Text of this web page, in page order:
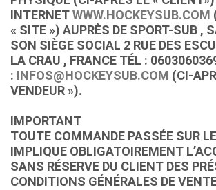
INTERNETWWW.HOCKEYSUB.COM
« SITE ») AUPRÈS DE SPORT-SUB ,
SON SIÈGE SOCIAL 2 RUE DES
LA CRAU , FRANCE TÉL :
: INFOS@HOCKEYSUB.COM (CI-
VENDEUR »).
IMPORTANT
TOUTE COMMANDE PASSÉE SUR
IMPLIQUE OBLIGATOIREMENT
SANS RÉSERVE DU CLIENT DES
CONDITIONS GÉNÉRALES DE